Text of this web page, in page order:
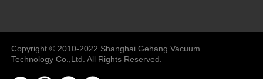
Machine
Copyright © 2010-2022 Shanghai Gehang Vacuum
Technology Co.,Ltd. All Rights Reserved.